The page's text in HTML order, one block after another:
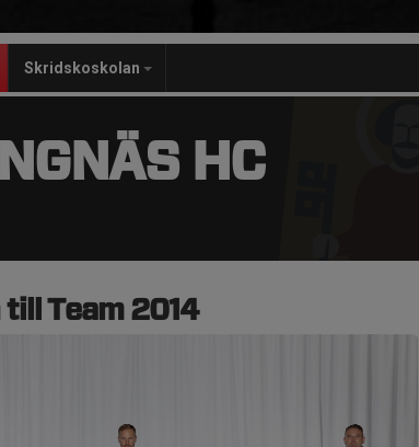
Skridskoskolan
HC
Team 2014